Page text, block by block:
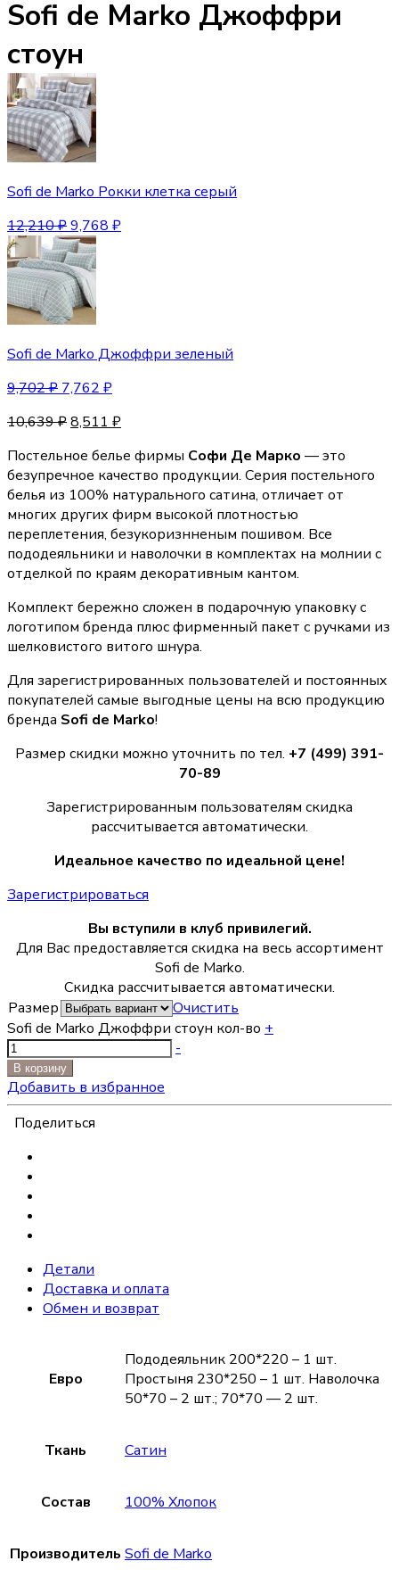
Sofi de Marko Джоффри
стоун
Sofi de Marko Рокки клетка серый
12,210₽9,768 ₽
Sofi de Marko Джоффри зеленый
9,702₽ 7,762 ₽
10,639₽8,511 ₽
Постельное белье фирмы Софи Де Марко — это
безупречное качество продукции. Серия постельного
белья из 100% натурального сатина, отличает от
многих других фирм высокой плотностью
переплетения, безукоризнненым пошивом. Все
пододеяльники и наволочки в комплектах на молнии с
отделкой по краям декоративным кантом.
Комплект бережно сложен в подарочную упаковку с
логотипом бренда плюс фирменный пакет с ручками из
шелковистого витого шнура.
Для зарегистрированных пользователей и постоянных
покупателей самые выгодные цены на всю продукцию
бренда Sofi de Marko!
Размер скидки можно уточнить по тел. +7 (499) 391-
70-89
Зарегистрированным пользователям скидка
рассчитывается автоматически.
Идеальное качество по идеальной цене!
Зарегистрироваться
Вы вступили в клуб привилегий.
Для Вас предоставляется скидка на весь ассортимент
Sofi de Marko.
Скидка рассчитывается автоматически.
Размер
Очистить
Sofi de Marko Джоффри стоун кол-во +
-
В корзину
Добавить в избранное
Поделиться
Детали
Доставка и оплата
Обмен и возврат
Евро
Пододеяльник 200*220 – 1 шт.
Простыня 230*250 – 1 шт. Наволочка
50*70 – 2 шт.; 70*70 — 2 шт.
Ткань Сатин
Состав 100% Хлопок
Производитель Sofi de Marko